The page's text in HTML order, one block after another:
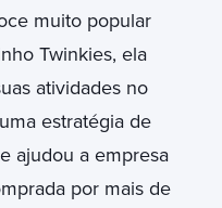
muito popular
Twinkies, ela
atividades no
estratégia de
ajudou a empresa
por mais de